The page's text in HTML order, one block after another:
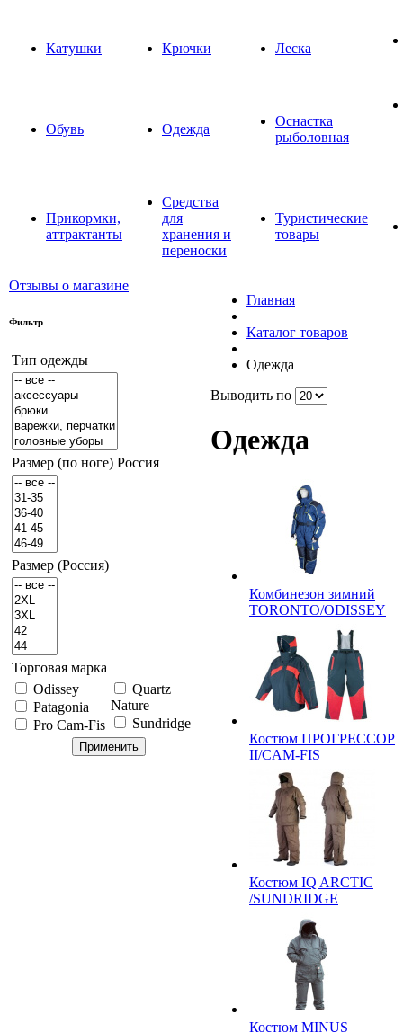
Катушки Крючки Леска
Обувь Одежда
Оснастка
рыболовная
Прикормки,
аттрактанты
Средства
для
хранения и
переноски
Туристические
товары
Отзывы о магазине
Фильтр
Тип одежды
Размер (по ноге) Россия
Размер (Россия)
Торговая марка
Odissey
Patagonia
Pro Cam-Fis
Quartz
Nature
Sundridge
Главная
Каталог товаров
Одежда
Выводить по
Одежда
Комбинезон зимний
TORONTO/ODISSEY
Костюм ПРОГРЕССОР
II/CAM-FIS
Костюм IQ ARCTIC
/SUNDRIDGE
Костюм MINUS